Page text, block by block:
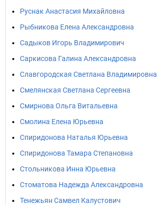
Руснак Анастасия Михайловна
Рыбникова Елена Александровна
Садыков Игорь Владимирович
Саркисова Галина Александровна
Славгородская Светлана Владимировна
Смелянская Светлана Сергеевна
Смирнова Ольга Витальевна
Смолина Елена Юрьевна
Спиридонова Наталья Юрьевна
Спиридонова Тамара Степановна
Стольникова Инна Юрьевна
Стоматова Надежда Александровна
Тенежьян Самвел Калустович